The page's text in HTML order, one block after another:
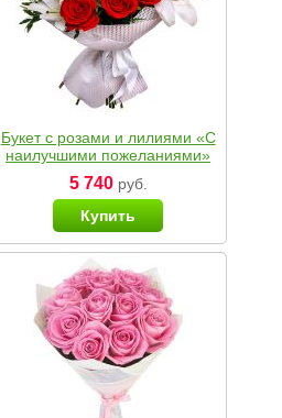
Букет с розами и лилиями «С
наилучшими пожеланиями»
5 740руб.
Купить